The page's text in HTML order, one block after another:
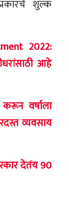
शुल्क
2022:
आहे
वर्षाला
व्यवसाय
देतंय 90